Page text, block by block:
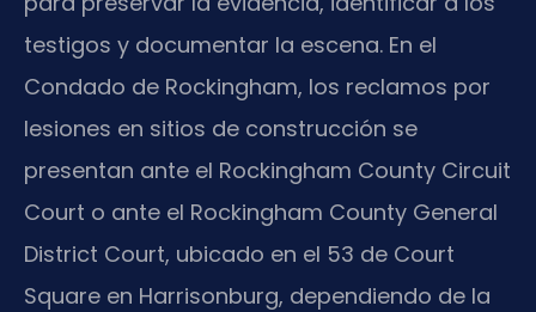
testigos y documentar la escena. En el
Condado de Rockingham, los reclamos por
lesiones en sitios de construcción se
presentan ante el Rockingham County Circuit
Court o ante el Rockingham County General
District Court, ubicado en el 53 de Court
Square en Harrisonburg, dependiendo de la